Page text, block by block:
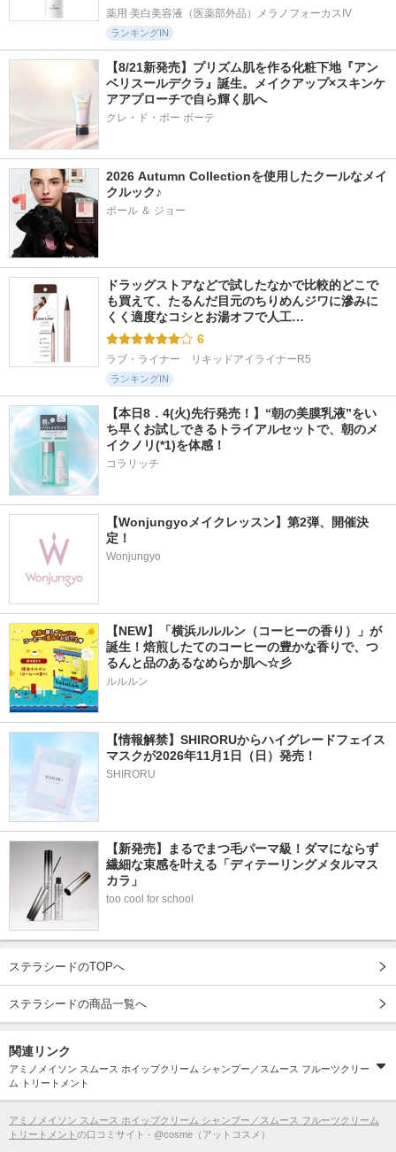
薬用 美白美容液（医薬部外品）メラノフォーカスIV
ランキングIN
【8/21新発売】プリズム肌を作る化粧下地『アン
ベリスールデクラ』誕生。メイクアップ×スキンケ
アアプローチで自ら輝く肌へ
クレ・ド・ポー ボーテ
2026 Autumn Collectionを使用したクールなメイ
クルック♪
ポール ＆ ジョー
ドラッグストアなどで試したなかで比較的どこで
も買えて、たるんだ目元のちりめんジワに滲みに
くく適度なコシとお湯オフで人工…
6
ラブ・ライナー　リキッドアイライナーR5
ランキングIN
【本日8．4(火)先行発売！】“朝の美膜乳液”をい
ち早くお試しできるトライアルセットで、朝のメ
イクノリ(*1)を体感！
コラリッチ
【Wonjungyoメイクレッスン】第2弾、開催決
定！
Wonjungyo
【NEW】「横浜ルルルン（コーヒーの香り）」が
誕生！焙煎したてのコーヒーの豊かな香りで、つ
るんと品のあるなめらか肌へ☆彡
ルルルン
【情報解禁】SHIRORUからハイグレードフェイス
マスクが2026年11月1日（日）発売！
SHIRORU
【新発売】まるでまつ毛パーマ級！ダマにならず
繊細な束感を叶える「ディテーリングメタルマス
カラ」
too cool for school
ステラシードのTOPへ
ステラシードの商品一覧へ
関連リンク
アミノメイソン スムース ホイップクリーム シャンプー／スムース フルーツクリー
ム トリートメント
アミノメイソン スムース ホイップクリーム シャンプー／スムース フルーツクリーム
トリートメント の口コミサイト - @cosme（アットコスメ）